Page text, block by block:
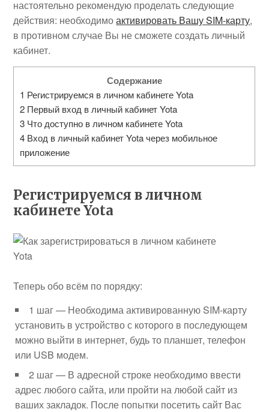
настоятельно рекомендую проделать следующие
действия: необходимоактивировать Вашу SIM-карту,
в противном случае Вы не сможете создать личный
кабинет.
Содержание
1 Регистрируемся в личном кабинете Yota
2 Первый вход в личный кабинет Yota
3 Что доступно в личном кабинете Yota
4 Вход в личный кабинет Yota через мобильное
приложение
Регистрируемся в личном
кабинете Yota
Теперь обо всём по порядку:
1 шаг — Необходима активированную SIM-карту
установить в устройство с которого в последующем
можно выйти в интернет, будь то планшет, телефон
или USB модем.
2 шаг — В адресной строке необходимо ввести
адрес любого сайта, или пройти на любой сайт из
ваших закладок. После попытки посетить сайт Вас